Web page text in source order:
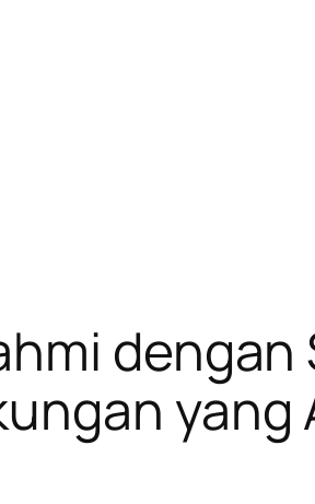
dengan
yang